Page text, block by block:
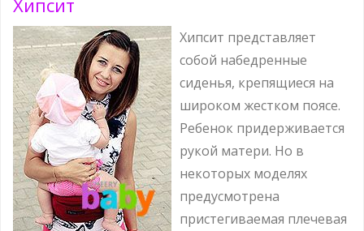
Хипсит
Хипсит представляет
собой набедренные
сиденья, крепящиеся на
широком жестком поясе.
Ребенок придерживается
рукой матери. Но в
некоторых моделях
предусмотрена
пристегиваемая плечевая